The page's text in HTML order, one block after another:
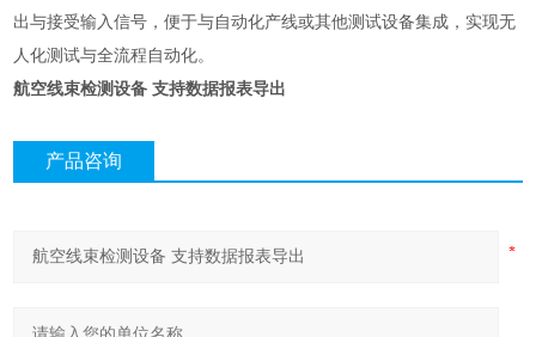
出与接受输入信号，便于与自动化产线或其他测试设备集成，实现无
人化测试与全流程自动化。
航空线束检测设备 支持数据报表导出
产品咨询